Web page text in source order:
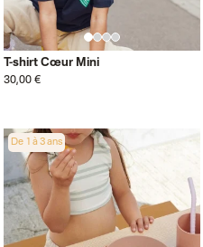
T-shirt Cœur Mini
30,00 €
De 1 à 3 ans